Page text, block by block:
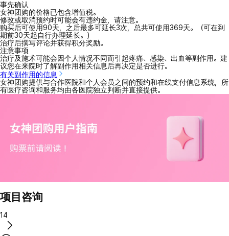
事先确认
女神团购的价格已包含增值税。
修改或取消预约时可能会有违约金，请注意。
购买后可使用90天，之后最多可延长3次，总共可使用369天。（可在到
期前30天起自行办理延长。）
治疗后撰写评论并获得积分奖励。
注意事项
治疗及施术可能会因个人情况不同而引起疼痛、感染、出血等副作用。建
议您在来院时了解副作用相关信息后再决定是否进行。
有关副作用的信息
女神团购提供与合作医院和个人会员之间的预约和在线支付信息系统，所
有医疗咨询和服务均由各医院独立判断并直接提供。
项目咨询
14